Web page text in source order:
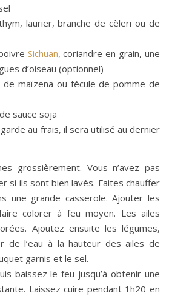
laurier, branche de cèleri ou de
Sichuan, coriandre en grain, une
d’oiseau (optionnel)
de maïzena ou fécule de pomme de
sauce soja
au frais, il sera utilisé au dernier
grossièrement. Vous n’avez pas
si ils sont bien lavés. Faites chauffer
une grande casserole. Ajouter les
colorer à feu moyen. Les ailes
Ajoutez ensuite les légumes,
de l’eau à la hauteur des ailes de
garnis et le sel.
baissez le feu jusqu’à obtenir une
Laissez cuire pendant 1h20 en